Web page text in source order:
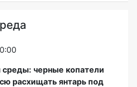
черные копатели
расхищать янтарь под